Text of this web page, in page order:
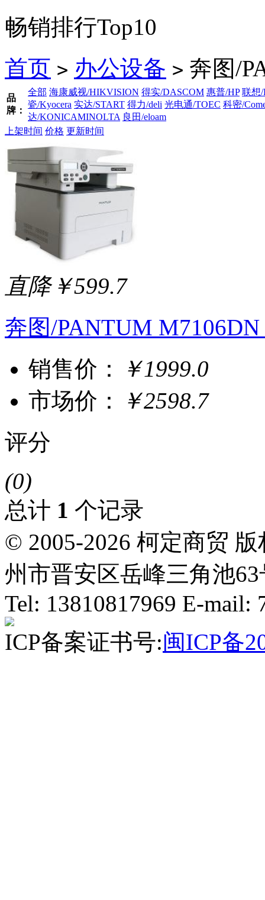
畅销排行Top10
首页 > 办公设备 > 奔图/
品
牌：
全部 海康威视/HIKVISION 得实/DASCOM 惠普/HP 联想
瓷/Kyocera 实达/START 得力/deli 光电通/TOEC 科密/
达/KONICAMINOLTA 良田/eloam
上架时间 价格 更新时间
直降￥599.7
奔图/PANTUM
销售价：
￥1999.0
市场价：
￥2598.7
评分
(0)
总计 1 个记录
© 2005-2026 柯定商贸
州市晋安区岳峰三角池
Tel: 13810817969 E-mail:
ICP备案证书号:闽ICP备